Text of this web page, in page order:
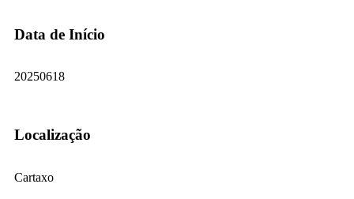
Data de Início
20250618
Localização
Cartaxo